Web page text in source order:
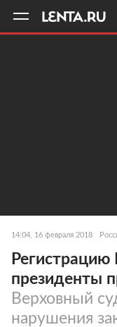
14:04, 16 февраля 2018
президенты
Верховный
нарушения